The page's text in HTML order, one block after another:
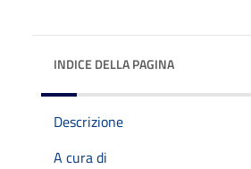
INDICE DELLA PAGINA
Descrizione
A cura di